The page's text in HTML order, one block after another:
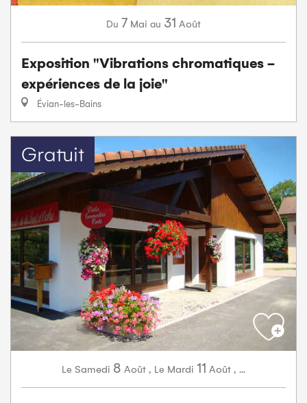
Du 7 Mai au 31 Août
Exposition "Vibrations chromatiques -
expériences de la joie"
Évian-les-Bains
Gratuit
Le Samedi 8 Août , Le Mardi 11 Août , ...